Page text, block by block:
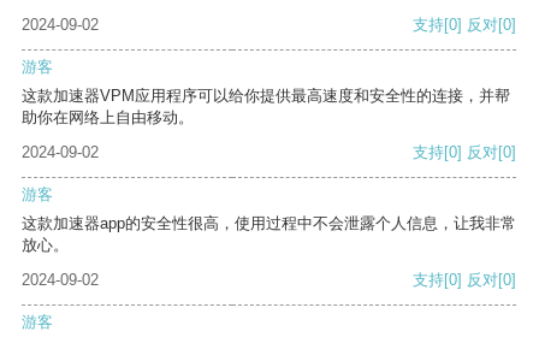
2024-09-02 支持[0] 反对[0]
游客
这款加速器VPM应用程序可以给你提供最高速度和安全性的连接，并帮
助你在网络上自由移动。
2024-09-02
支持[0] 反对[0]
游客
这款加速器app的安全性很高，使用过程中不会泄露个人信息，让我非常
放心。
2024-09-02
支持[0] 反对[0]
游客